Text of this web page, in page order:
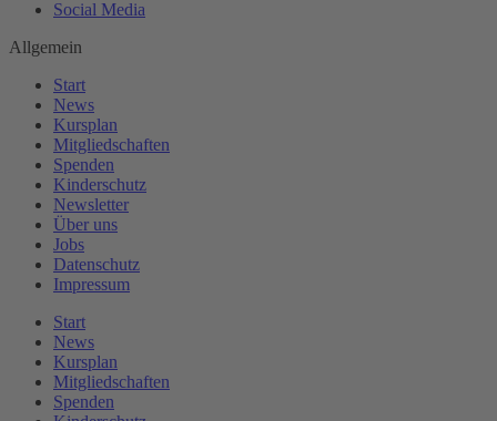
Social Media
Allgemein
Start
News
Kursplan
Mitgliedschaften
Spenden
Kinderschutz
Newsletter
Über uns
Jobs
Datenschutz
Impressum
Start
News
Kursplan
Mitgliedschaften
Spenden